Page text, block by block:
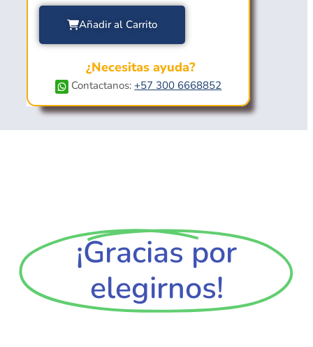
Añadir al Carrito
¿Necesitas ayuda?
Contactanos:+57 300 6668852
¡Gracias por
elegirnos!